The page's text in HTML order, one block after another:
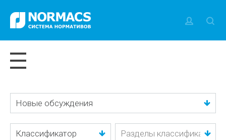
Новые обсуждения
Классификатор